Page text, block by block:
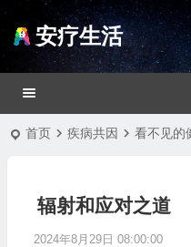
安疗生活
首页 疾病共因 看不见的
辐射和应对之道
2024年8月29日 08:00:00